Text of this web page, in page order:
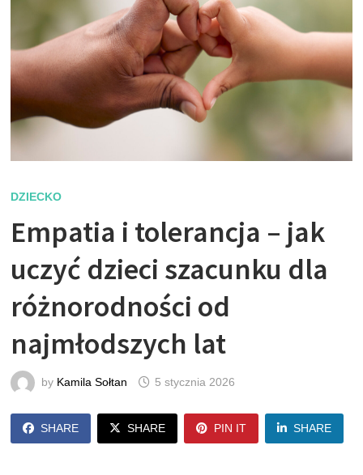
DZIECKO
Empatia i tolerancja – jak
uczyć dzieci szacunku dla
różnorodności od
najmłodszych lat
by Kamila Sołtan 5 stycznia 2026
SHARE SHARE PIN IT SHARE